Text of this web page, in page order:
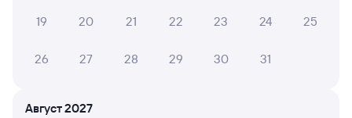
Вокзал Шахунья
19 20 21 22 23 24 25
26 27 28 29 30 31
Август 2027